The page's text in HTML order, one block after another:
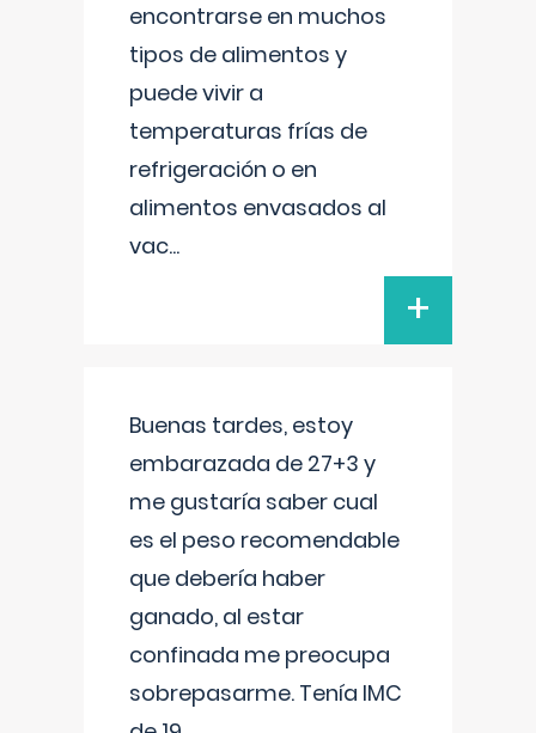
encontrarse en muchos
tipos de alimentos y
puede vivir a
temperaturas frías de
refrigeración o en
alimentos envasados al
vac...
+
Buenas tardes, estoy
embarazada de 27+3 y
me gustaría saber cual
es el peso recomendable
que debería haber
ganado, al estar
confinada me preocupa
sobrepasarme. Tenía IMC